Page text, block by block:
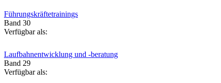
Führungskräftetrainings
Band 30
Verfügbar als:
Laufbahnentwicklung und -beratung
Band 29
Verfügbar als: